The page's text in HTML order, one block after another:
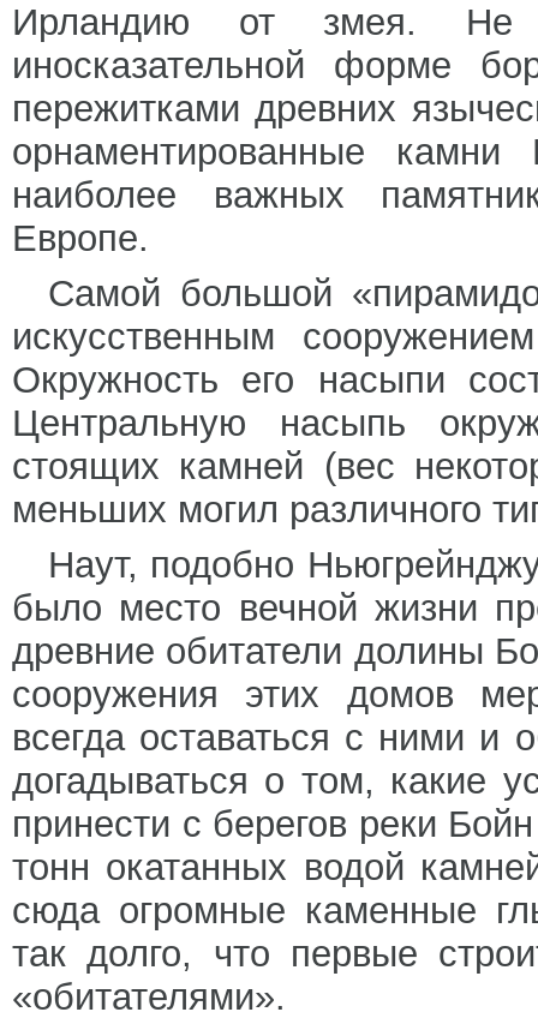
Ирландию от змея. Не
иносказательной форме
пережитками древних
орнаментированные
наиболее важных
Европе.
Самой большой
искусственным
Окружность его насыпи
Центральную насыпь
стоящих камней (вес
меньших могил различного
Наут, подобно
было место вечной жизни
древние обитатели долины
сооружения этих домов
всегда оставаться с ними и
догадываться о том, какие
принести с берегов реки
тонн окатанных водой
сюда огромные каменные
так долго, что первые
«обитателями».